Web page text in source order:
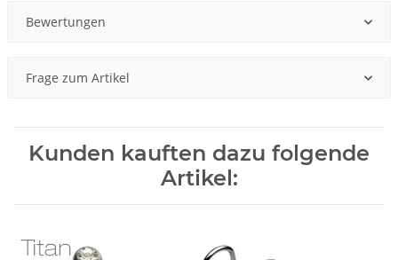
Bewertungen
Frage zum Artikel
Kunden kauften dazu folgende
Artikel: